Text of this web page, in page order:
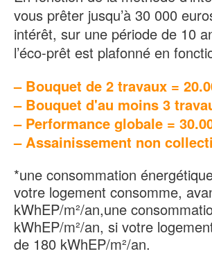
vous prêter jusqu’à 30 000
intérêt, sur une période de 10
l’éco-prêt est plafonné en
– Bouquet de 2 travaux =
– Bouquet d'au moins 3
– Performance globale =
– Assainissement non
*une consommation
votre logement consomme,
kWhEP/m²/an,une
kWhEP/m²/an, si votre
de 180 kWhEP/m²/an.